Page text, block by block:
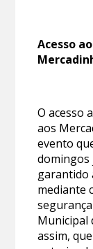
Acesso
O acesso
aos
evento
garantido
mediante
Municipal
assim,